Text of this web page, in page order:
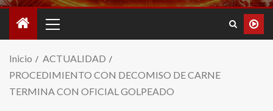
Inicio
ACTUALIDAD
PROCEDIMIENTO CON DECOMISO DE CARNE
TERMINA CON OFICIAL GOLPEADO